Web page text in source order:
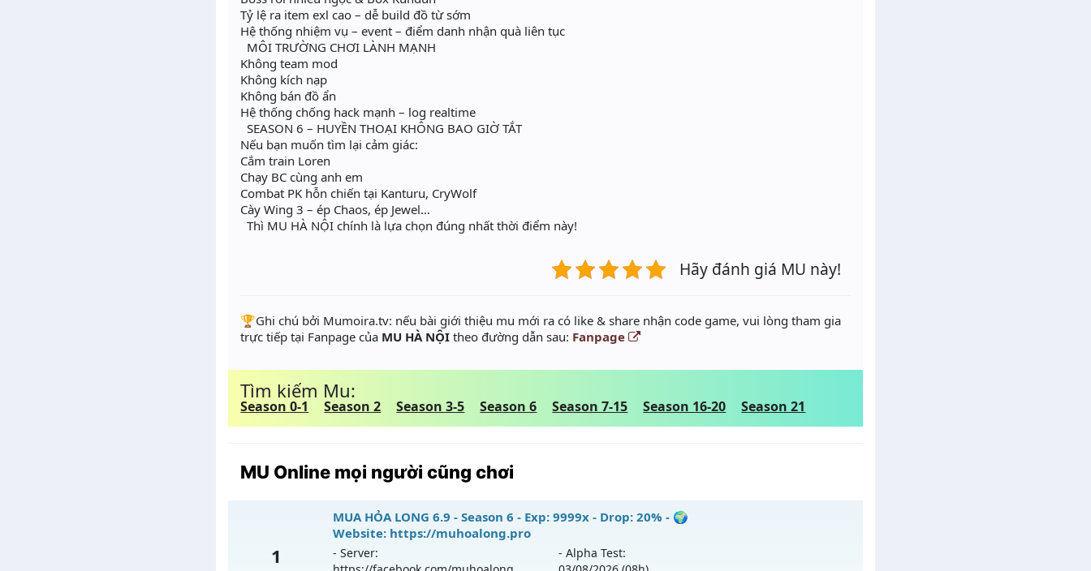
Tỷ lệ ra item exl cao – dễ build đồ từ sớm
Hệ thống nhiệm vụ – event – điểm danh nhận quà liên tục
MÔI TRƯỜNG CHƠI LÀNH MẠNH
Không team mod
Không kích nạp
Không bán đồ ẩn
Hệ thống chống hack mạnh – log realtime
SEASON 6 – HUYỀN THOẠI KHÔNG BAO GIỜ TẮT
Nếu bạn muốn tìm lại cảm giác:
Cắm train Loren
Chạy BC cùng anh em
Combat PK hỗn chiến tại Kanturu, CryWolf
Cày Wing 3 – ép Chaos, ép Jewel…
Thì MU HÀ NỘI chính là lựa chọn đúng nhất thời điểm này!
Hãy đánh giá MU này!
️🏆Ghi chú bởi Mumoira.tv: nếu bài giới thiệu mu mới ra có like & share nhận code game, vui lòng tham gia
trực tiếp tại Fanpage của MU HÀ NỘI theo đường dẫn sau: Fanpage
Tìm kiếm Mu:
Season 0-1 Season 2 Season 3-5 Season 6 Season 7-15 Season 16-20 Season 21
MU Online mọi người cũng chơi
1
MUA HỎA LONG 6.9 - Season 6 - Exp: 9999x - Drop: 20% - 🌍
Website: https://muhoalong.pro
- Server:
- Alpha Test: